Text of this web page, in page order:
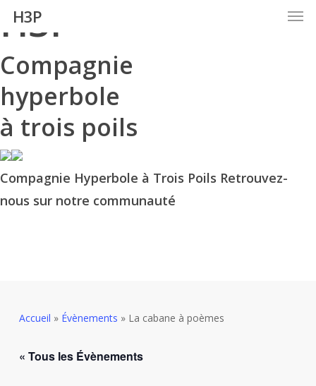
Skip
content
H3P
Compagnie
hyperbole
à trois poils
Compagnie Hyperbole à Trois Poils Retrouvez-
nous sur notre communauté
H3P
Accueil » Évènements » La cabane à poèmes
« Tous les Évènements